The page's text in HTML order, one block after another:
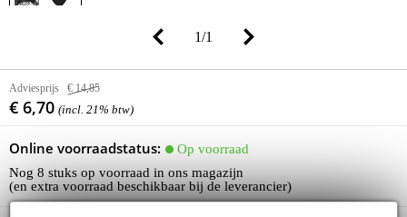
1/1
Adviesprijs € 14,85
€ 6,70 (incl. 21% btw)
Online voorraadstatus:
Op voorraad
Nog 8 stuks op voorraad in ons magazijn
(en extra voorraad beschikbaar bij de leverancier)